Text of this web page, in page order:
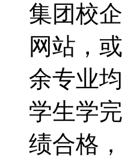
集团校
网站，
余专业
学生学
绩合格